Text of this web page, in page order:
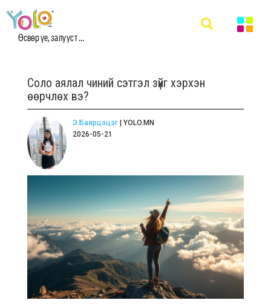
Өсвөр үе, залууст ...
Соло аялал чиний сэтгэл зүйг хэрхэн
өөрчлөх вэ?
Э.Баярцэцэг| YOLO.MN
2026-05-21